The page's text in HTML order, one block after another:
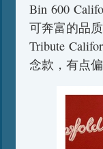
Bin 600
可奔富的品
Tribute
念款，有点